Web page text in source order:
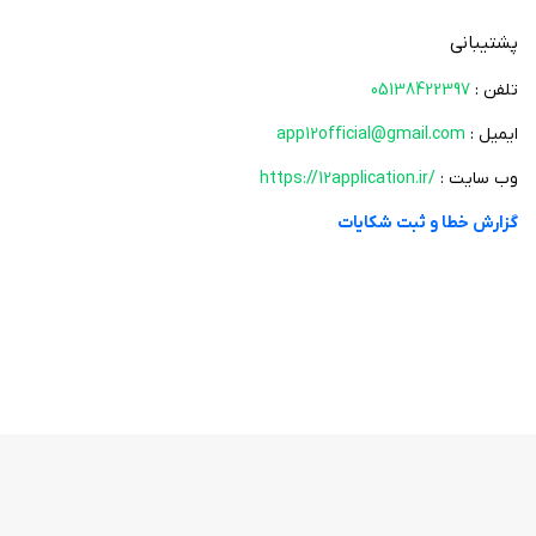
مجرب؛ دسترسی به پاسخ سوالات پرتکرار به صورت متنی و صوتی.
11. ایده‌ها: صدها ایده کاربردی برای خدمت به امام زمان (عج)، دسته‌بندی شده
پشتیبانی
تلفن : 05138422397
ایمیل : app12official@gmail.com
وب سایت : https://12application.ir/
گزارش خطا و ثبت شکایات